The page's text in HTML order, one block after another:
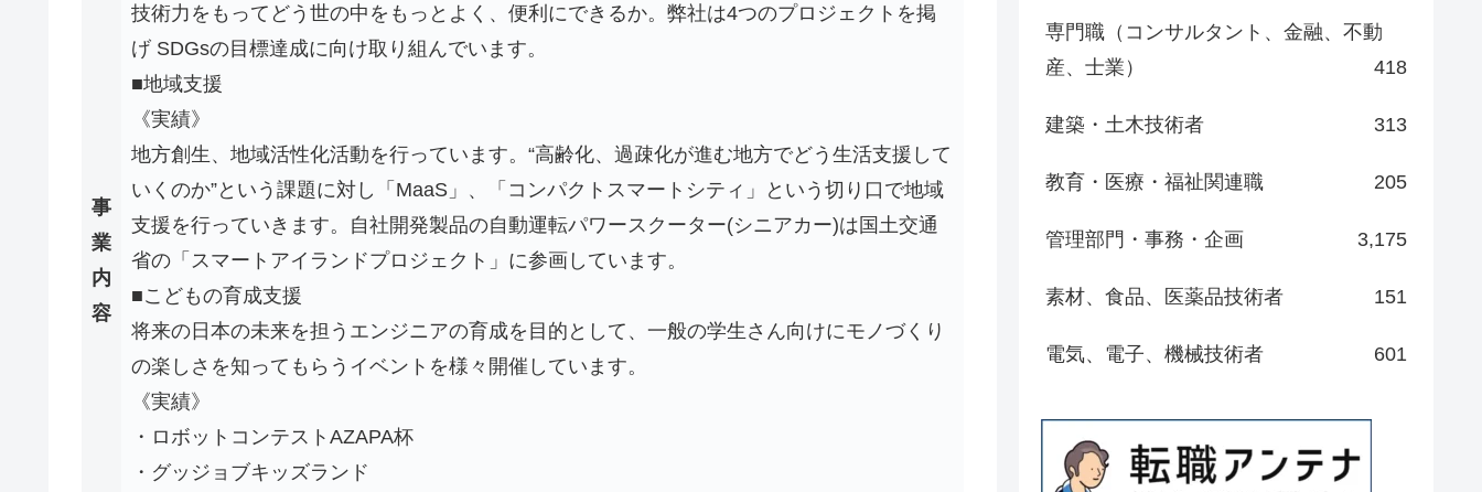
事
業
内
容
技術力をもってどう世の中をもっとよく、便利にできるか。弊社は4つのプロジェクトを掲
げ SDGsの目標達成に向け取り組んでいます。
■地域支援
《実績》
地方創生、地域活性化活動を行っています。“高齢化、過疎化が進む地方でどう生活支援して
いくのか”という課題に対し「MaaS」、「コンパクトスマートシティ」という切り口で地域
支援を行っていきます。自社開発製品の自動運転パワースクーター(シニアカー)は国土交通
省の「スマートアイランドプロジェクト」に参画しています。
■こどもの育成支援
将来の日本の未来を担うエンジニアの育成を目的として、一般の学生さん向けにモノづくり
の楽しさを知ってもらうイベントを様々開催しています。
《実績》
・ロボットコンテストAZAPA杯
・グッジョブキッズランド
専門職（コンサルタント、金融、不動
産、士業）
418
建築・土木技術者 313
教育・医療・福祉関連職 205
管理部門・事務・企画 3,175
素材、食品、医薬品技術者 151
電気、電子、機械技術者 601